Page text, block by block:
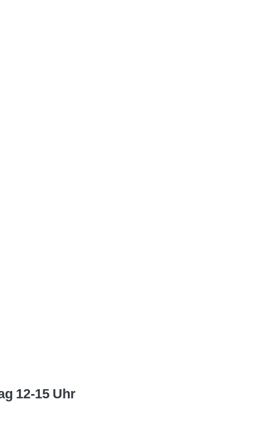
12-15 Uhr